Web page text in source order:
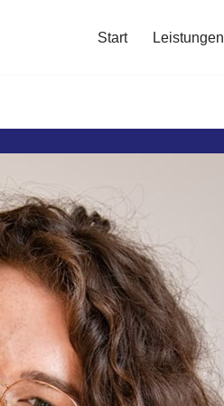
Start Leistungen